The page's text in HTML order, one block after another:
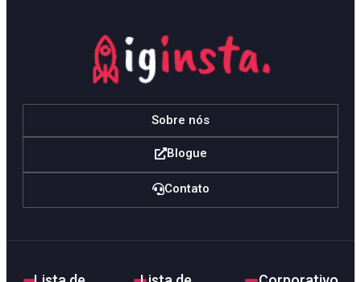
Sobre nós
Blogue
Contato